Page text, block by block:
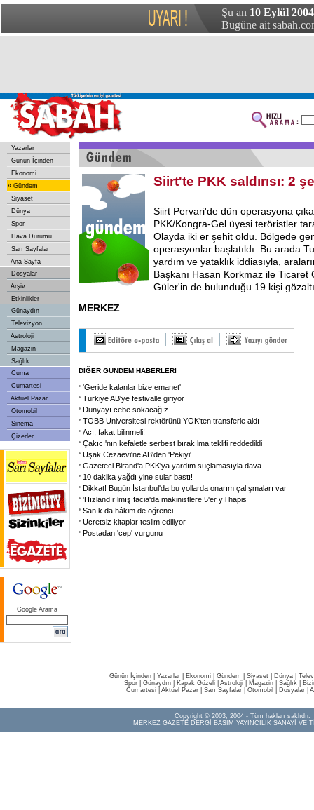
Şu an 10 Eylül
Bugüne ait
Yazarlar
Günün İçinden
Ekonomi
» Gündem
Siyaset
Dünya
Spor
Hava Durumu
Sarı Sayfalar
Ana Sayfa
Dosyalar
Arşiv
Etkinlikler
Günaydın
Televizyon
Astroloji
Magazin
Sağlık
Cuma
Cumartesi
Aktüel Pazar
Otomobil
Sinema
Çizerler
Google Arama
Siirt'te PKK saldırısı: 2
Siirt Pervari'de dün operasyona
PKK/Kongra-Gel üyesi teröristler
Olayda iki er şehit oldu. Bölgede
operasyonlar başlatıldı. Bu arada
yardım ve yataklık iddiasıyla,
Başkanı Hasan Korkmaz ile Ticaret
Güler'in de bulunduğu 19 kişi
MERKEZ
DİĞER GÜNDEM HABERLERİ
'Geride kalanlar bize emanet'
Türkiye AB'ye festivalle giriyor
Dünyayı cebe sokacağız
TOBB Üniversitesi rektörünü YÖK'ten transferle aldı
Acı, fakat bilinmeli!
Çakıcı'nın kefaletle serbest bırakılma teklifi reddedildi
Uşak Cezaevi'ne AB'den 'Pekiyi'
Gazeteci Birand'a PKK'ya yardım suçlamasıyla dava
10 dakika yağdı yine sular bastı!
Dikkat! Bugün İstanbul'da bu yollarda onarım çalışmaları var
'Hızlandırılmış facia'da makinistlere 5'er yıl hapis
Sanık da hâkim de öğrenci
Ücretsiz kitaplar teslim ediliyor
Postadan 'cep' vurgunu
Günün İçinden Yazarlar Ekonomi Gündem Siyaset Dünya |
Spor
Günaydın Kapak Güzeli Astroloji Magazin Sağlık
Cumartesi| Aktüel Pazar| Sarı Sayfalar| Otomobil Dosyalar|
Copyright © 2003, 2004 - Tüm hakları saklıdır.
MERKEZ GAZETE DERGİ BASIM YAYINCILIK SANAYİ VE